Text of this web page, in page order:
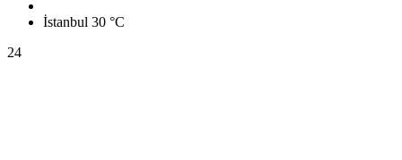
İstanbul 30 °C
24